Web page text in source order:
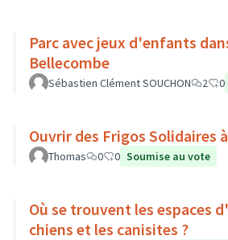
Parc avec jeux d'enfants
Bellecombe
Sébastien Clément SOUCHON 2 0
Ouvrir des Frigos Solidaires
Thomas 0 0 Soumise au vote
Où se trouvent les espaces d'ébats pour
chiens et les canisites ?